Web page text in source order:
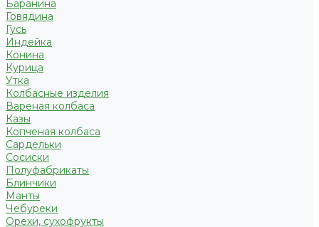
Баранина
Говядина
Гусь
Индейка
Конина
Курица
Утка
Колбасные изделия
Вареная колбаса
Казы
Копченая колбаса
Сардельки
Сосиски
Полуфабрикаты
Блинчики
Манты
Чебуреки
Орехи, сухофрукты